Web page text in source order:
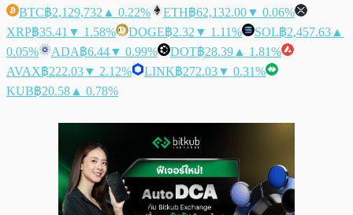
BTC฿2,129,732 ▲ 0.22% ETH฿62,132.00▼ 0.06%
XRP฿35.41 ▼ 1.58% DOGE฿2.32 ▼ 1.11% SOL฿2,457.63 ▲
0.05%
ADA฿6.44▼ 0.99% DOT฿28.39 ▲ 1.81%
AVAX฿222.03▼ 2.12% LINK฿272.03▼ 0.31%
KUB฿20.58 ▲ 0.78%